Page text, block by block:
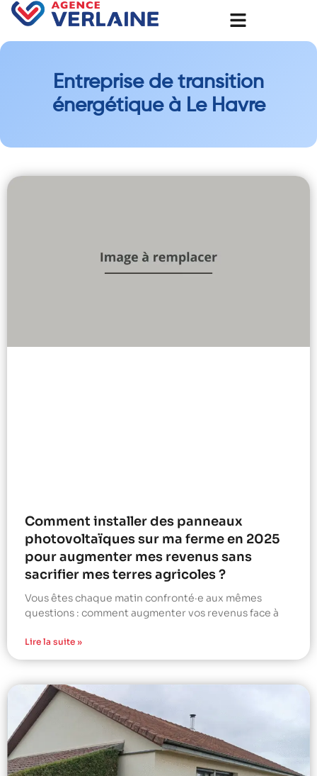
Entreprise de transition
énergétique à Le Havre
Comment installer des panneaux
photovoltaïques sur ma ferme en 2025
pour augmenter mes revenus sans
sacrifier mes terres agricoles ?
Vous êtes chaque matin confronté·e aux mêmes
questions : comment augmenter vos revenus face à
Lire la suite »